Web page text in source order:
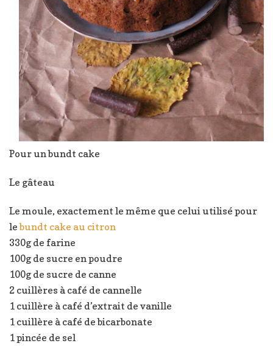
Pour un bundt cake
Le gâteau
Le moule, exactement le même que celui utilisé pour
lebundt cake au citron
330g de farine
100g de sucre en poudre
100g de sucre de canne
2 cuillères à café de cannelle
1 cuillère à café d’extrait de vanille
1 cuillère à café de bicarbonate
1 pincée de sel